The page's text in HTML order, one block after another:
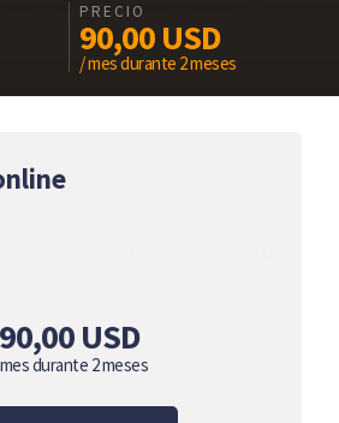
PRECIO
90,00USD
/ mes durante 2 meses
90,00USD
durante 2 meses